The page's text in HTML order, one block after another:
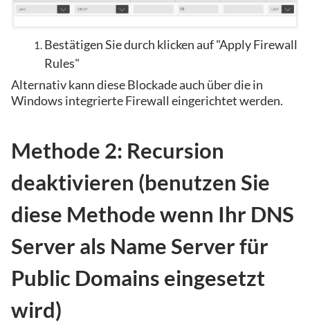
Bestätigen Sie durch klicken auf "Apply Firewall
Rules"
Alternativ kann diese Blockade auch über die in
Windows integrierte Firewall eingerichtet werden.
Methode 2: Recursion
deaktivieren (benutzen Sie
diese Methode wenn Ihr DNS
Server als Name Server für
Public Domains eingesetzt
wird)